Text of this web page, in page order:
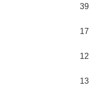
39
17
12
13